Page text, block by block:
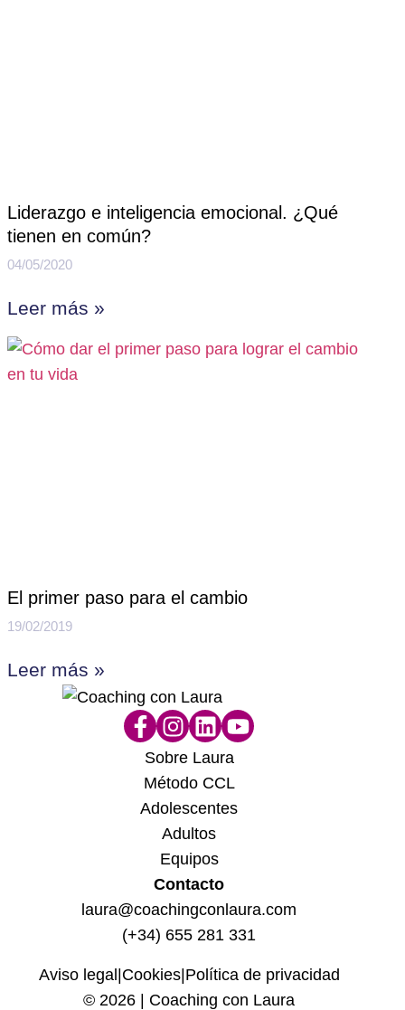
Liderazgo e inteligencia emocional. ¿Qué
tienen en común?
04/05/2020
Leer más »
El primer paso para el cambio
19/02/2019
Leer más »
Sobre Laura
Método CCL
Adolescentes
Adultos
Equipos
Contacto
laura@coachingconlaura.com
(+34) 655 281 331
© 2026 | Coaching con Laura
Aviso legal|Cookies|Política de privacidad